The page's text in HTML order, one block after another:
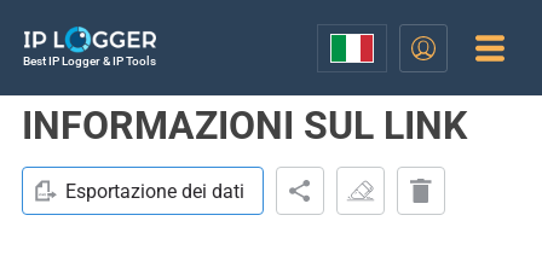
Best IP Logger & IP Tools
INFORMAZIONI SUL LINK
Esportazione dei dati